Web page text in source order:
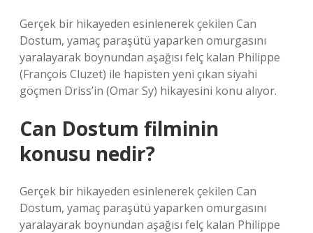
Gerçek bir hikayeden esinlenerek çekilen Can
Dostum, yamaç paraşütü yaparken omurgasını
yaralayarak boynundan aşağısı felç kalan Philippe
(François Cluzet) ile hapisten yeni çıkan siyahi
göçmen Driss’in (Omar Sy) hikayesini konu alıyor.
Can Dostum filminin
konusu nedir?
Gerçek bir hikayeden esinlenerek çekilen Can
Dostum, yamaç paraşütü yaparken omurgasını
yaralayarak boynundan aşağısı felç kalan Philippe